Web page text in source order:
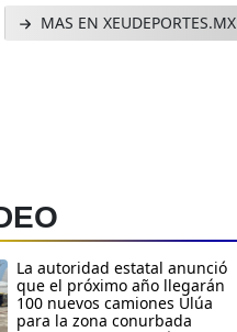
MAS EN XEUDEPORTES.MX
La autoridad estatal anunció
que el próximo año llegarán
100 nuevos camiones Ulúa
para la zona conurbada